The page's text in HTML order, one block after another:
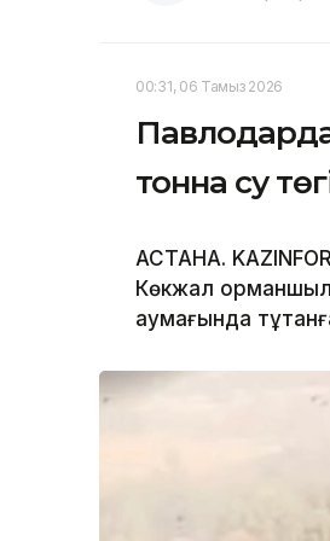
00:31, 06 Тамыз 2026
тонна су
АСТАНА.
Көкжал
аумағында